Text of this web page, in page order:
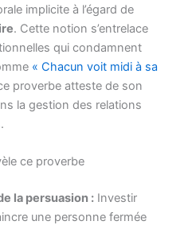
implicite à l’égard de
. Cette notion s’entrelace
qui condamnent
« Chacun voit midi à sa
proverbe atteste de son
la gestion des relations
ce proverbe
la persuasion : Investir
une personne fermée